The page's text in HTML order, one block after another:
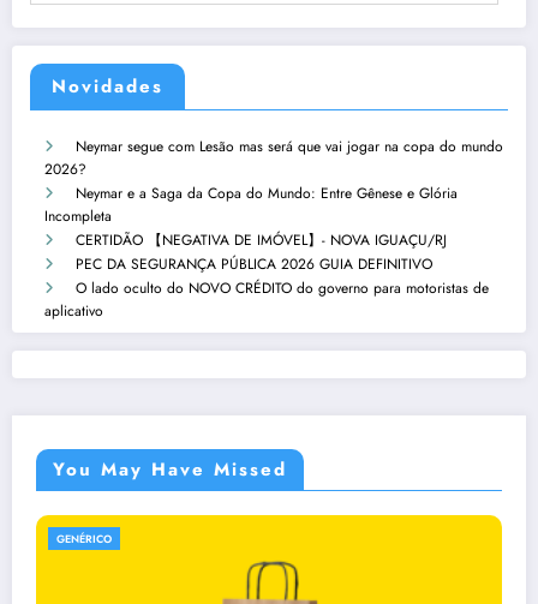
Novidades
Neymar segue com Lesão mas será que vai jogar na copa do mundo
2026?
Neymar e a Saga da Copa do Mundo: Entre Gênese e Glória
Incompleta
CERTIDÃO 【NEGATIVA DE IMÓVEL】- NOVA IGUAÇU/RJ
PEC DA SEGURANÇA PÚBLICA 2026 GUIA DEFINITIVO
O lado oculto do NOVO CRÉDITO do governo para motoristas de
aplicativo
You May Have Missed
GENÉRICO